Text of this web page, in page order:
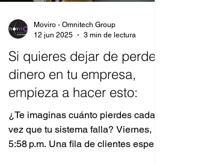
Si quieres dejar de perder
dinero en tu empresa,
empieza a hacer esto:
¿Te imaginas cuánto pierdes cada
vez que tu sistema falla? Viernes,
5:58 p.m. Una fila de clientes espera
Moviro - Omnitech Group
12 jun 2025
3 min de lectura